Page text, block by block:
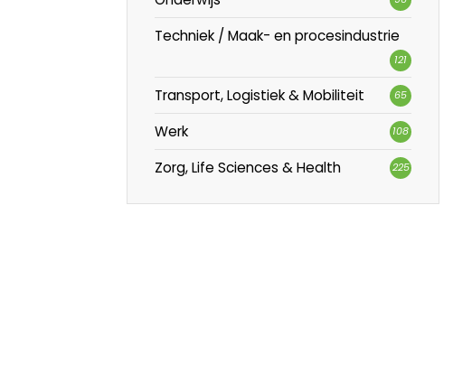
Techniek / Maak- en procesindustrie
121
Transport, Logistiek & Mobiliteit 65
Werk 108
Zorg, Life Sciences & Health 225